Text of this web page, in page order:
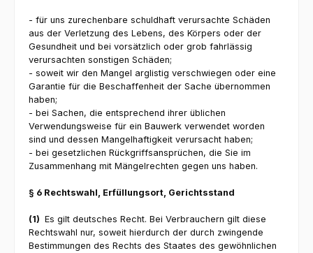
- für uns zurechenbare schuldhaft verursachte Schäden
aus der Verletzung des Lebens, des Körpers oder der
Gesundheit und bei vorsätzlich oder grob fahrlässig
verursachten sonstigen Schäden;
- soweit wir den Mangel arglistig verschwiegen oder eine
Garantie für die Beschaffenheit der Sache übernommen
haben;
- bei Sachen, die entsprechend ihrer üblichen
Verwendungsweise für ein Bauwerk verwendet worden
sind und dessen Mangelhaftigkeit verursacht haben;
- bei gesetzlichen Rückgriffsansprüchen, die Sie im
Zusammenhang mit Mängelrechten gegen uns haben.
§ 6 Rechtswahl, Erfüllungsort, Gerichtsstand
(1) Es gilt deutsches Recht. Bei Verbrauchern gilt diese
Rechtswahl nur, soweit hierdurch der durch zwingende
Bestimmungen des Rechts des Staates des gewöhnlichen